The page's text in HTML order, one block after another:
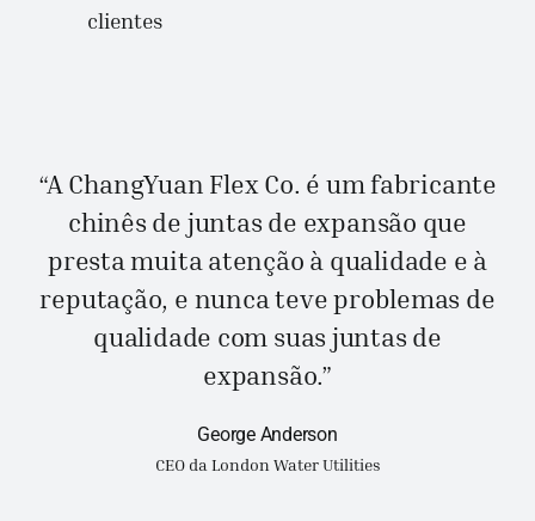
clientes
“A ChangYuan Flex Co. é um fabricante
chinês de juntas de expansão que
presta muita atenção à qualidade e à
reputação, e nunca teve problemas de
qualidade com suas juntas de
expansão.”
George Anderson
CEO da London Water Utilities